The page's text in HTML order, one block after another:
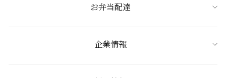
お弁当配達
企業情報